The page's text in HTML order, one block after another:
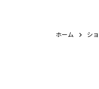
ホーム シ